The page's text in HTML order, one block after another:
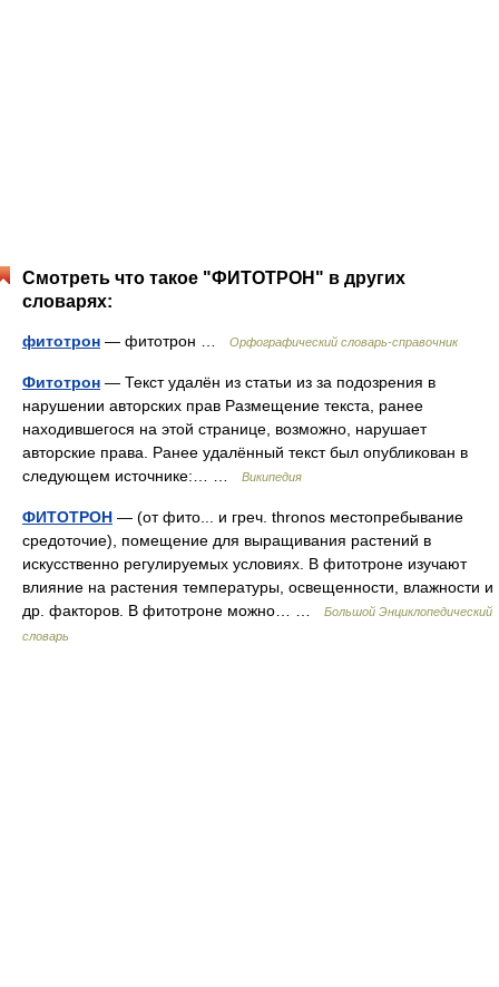
Смотреть что такое "ФИТОТРОН" в других
словарях:
фитотрон — фитотрон … Орфографический словарь-справочник
Фитотрон — Текст удалён из статьи из за подозрения в
нарушении авторских прав Размещение текста, ранее
находившегося на этой странице, возможно, нарушает
авторские права. Ранее удалённый текст был опубликован в
следующем источнике:… …
Википедия
ФИТОТРОН — (от фито... и греч. thronos местопребывание
средоточие), помещение для выращивания растений в
искусственно регулируемых условиях. В фитотроне изучают
влияние на растения температуры, освещенности, влажности и
др. факторов. В фитотроне можно… …
Большой Энциклопедический
словарь